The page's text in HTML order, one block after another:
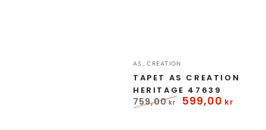
Forhandler:
AS. CREATION
TAPET AS CREATION
HERITAGE 47639
759,00 kr 599,00 kr